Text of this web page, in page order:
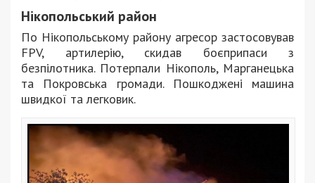
Нікопольський район
По Нікопольському району агресор застосовував
FPV, артилерію, скидав боєприпаси з
безпілотника. Потерпали Нікополь, Марганецька
та Покровська громади. Пошкоджені машина
швидкої та легковик.